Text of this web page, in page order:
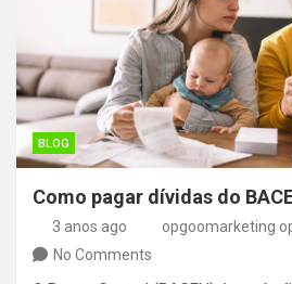
BLOG
Como pagar dívidas do
3 anos ago
opgoomarketing
No Comments